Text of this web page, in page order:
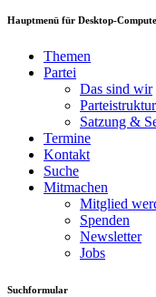
Hauptmenü für Desktop-
Themen
Partei
Das sind wir
Satzung &
Termine
Kontakt
Suche
Mitmachen
Mitglied
Spenden
Newsletter
Jobs
Suchformular